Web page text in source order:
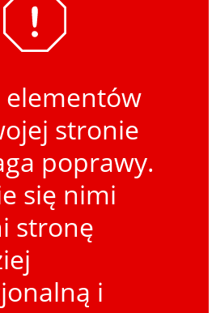
elementów
stronie
poprawy.
się nimi
stronę
i